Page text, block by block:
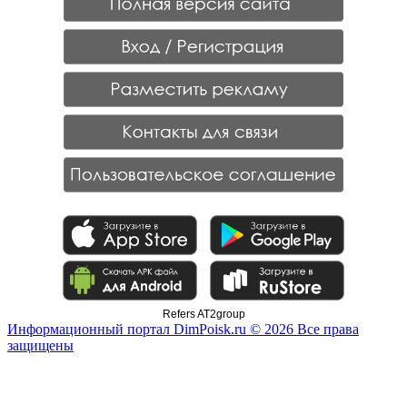
Refers AT2group
Информационный портал DimPoisk.ru © 2026 Все права
защищены